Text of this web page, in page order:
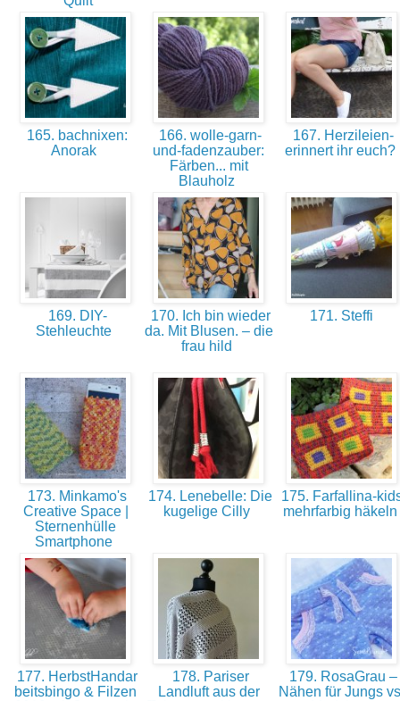
165. bachnixen:
Anorak
166. wolle-garn-
und-fadenzauber:
Färben... mit
Blauholz
167. Herzileien-
erinnert ihr euch?
169. DIY-
Stehleuchte
170. Ich bin wieder
da. Mit Blusen. – die
frau hild
171. Steffi
173. Minkamo's
Creative Space |
Sternenhülle
Smartphone
174. Lenebelle: Die
kugelige Cilly
175. Farfallina-
mehrfarbig häkeln
177. HerbstHandar
beitsbingo & Filzen
178. Pariser
Landluft aus der
179. RosaGrau –
Nähen für Jungs